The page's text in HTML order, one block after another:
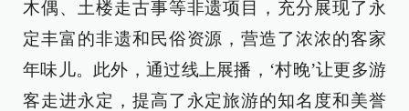
木偶、土楼走古事等非遗项目，充分展现了永
定丰富的非遗和民俗资源，营造了浓浓的客家
年味儿。此外，通过线上展播，‘村晚’让更多游
客走进永定，提高了永定旅游的知名度和美誉